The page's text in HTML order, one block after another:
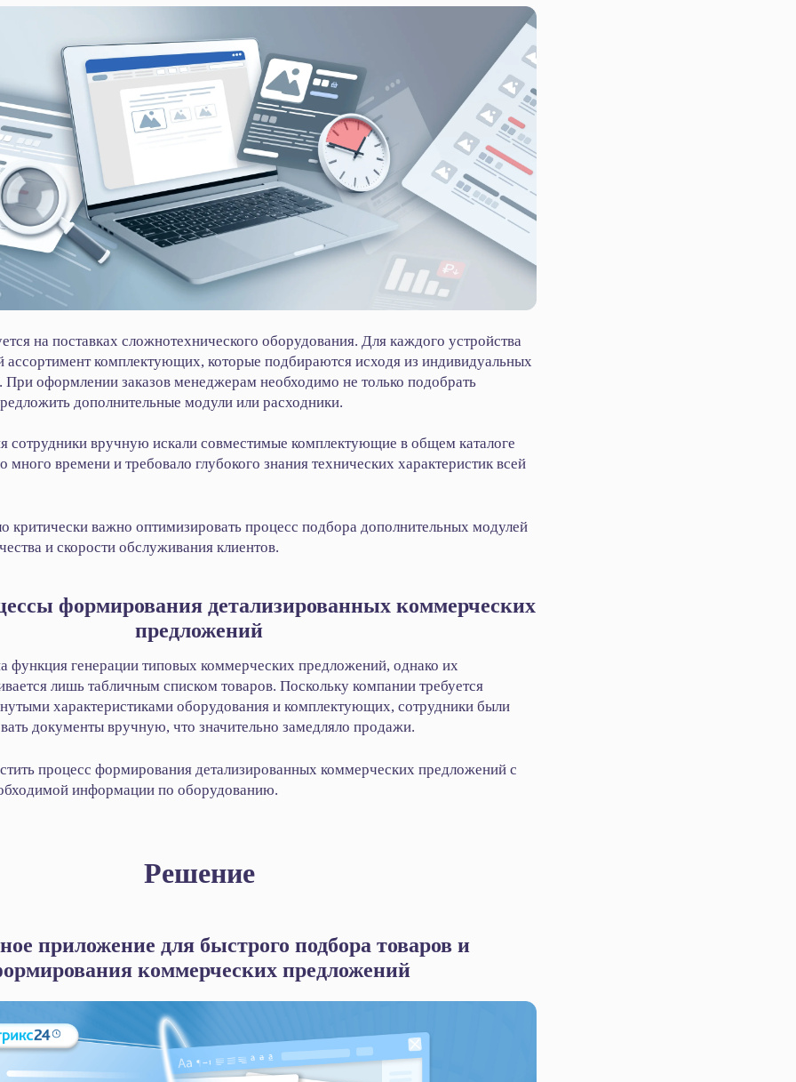
на поставках сложнотехнического оборудования. Для каждого устройства
ассортимент комплектующих, которые подбираются исходя из индивидуальных
При оформлении заказов менеджерам необходимо не только подобрать
дополнительные модули или расходники.
сотрудники вручную искали совместимые комплектующие в общем каталоге
много времени и требовало глубокого знания технических характеристик всей
критически важно оптимизировать процесс подбора дополнительных модулей
и скорости обслуживания клиентов.
формирования детализированных коммерческих
предложений
функция генерации типовых коммерческих предложений, однако их
лишь табличным списком товаров. Поскольку компании требуется
характеристиками оборудования и комплектующих, сотрудники были
документы вручную, что значительно замедляло продажи.
процесс формирования детализированных коммерческих предложений с
информации по оборудованию.
Решение
приложение для быстрого подбора товаров и
коммерческих предложений